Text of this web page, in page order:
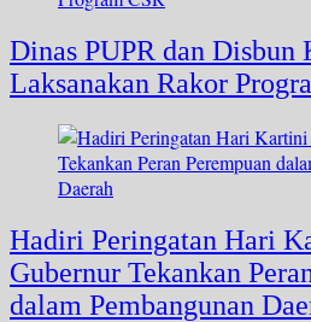
Dinas PUPR dan Disbun
Laksanakan Rakor
Hadiri Peringatan Hari
Gubernur Tekankan
dalam Pembangunan